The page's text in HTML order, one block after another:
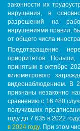
законности их
нарушения, в
разрешений на
нарушениями правил,
от общего числа
Предотвращение
приоритетов Польши,
принятым в октябре
километрового
видеонаблюдением. В
признаны незаконно
сравнению с 16 480
получивших
году до 7 635 в 2022
в 2024 году. При этом